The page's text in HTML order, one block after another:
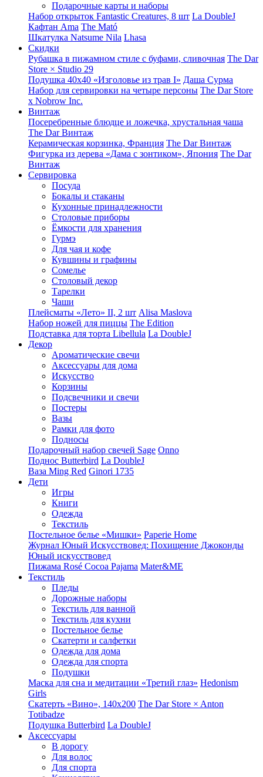
Подарочные карты и наборы
Набор открыток Fantastic Creatures, 8 шт La DoubleJ
Кафтан Ama The Mató
Шкатулка Natsume Nila Lhasa
Скидки
Рубашка в пижамном стиле с буфами, сливочная The Dar
Store × Studio 29
Подушка 40x40 «Изголовье из трав I» Даша Сурма
Набор для сервировки на четыре персоны The Dar Store
х Nobrow Inc.
Винтаж
Посеребренные блюдце и ложечка, хрустальная чаша
The Dar Винтаж
Керамическая корзинка, Франция The Dar Винтаж
Фигурка из дерева «Дама с зонтиком», Япония The Dar
Винтаж
Сервировка
Посуда
Бокалы и стаканы
Кухонные принадлежности
Столовые приборы
Ëмкости для хранения
Гурмэ
Для чая и кофе
Кувшины и графины
Сомелье
Столовый декор
Тарелки
Чаши
Плейсматы «Лето» II, 2 шт Alisa Maslova
Набор ножей для пиццы The Edition
Подставка для торта Libellula La DoubleJ
Декор
Ароматические свечи
Аксессуары для дома
Искусство
Корзины
Подсвечники и свечи
Постеры
Вазы
Рамки для фото
Подносы
Подарочный набор свечей Sage Onno
Поднос Butterbird La DoubleJ
Ваза Ming Red Ginori 1735
Дети
Игры
Книги
Одежда
Текстиль
Постельное белье «Мишки» Paperie Home
Журнал Юный Искусствовед: Похищение Джоконды
Юный искусствовед
Пижама Rosé Cocoa Pajama Mater&ME
Текстиль
Пледы
Дорожные наборы
Текстиль для ванной
Текстиль для кухни
Постельное белье
Скатерти и салфетки
Одежда для дома
Одежда для спорта
Подушки
Маска для сна и медитации «Третий глаз» Hedonism
Girls
Скатерть «Вино», 140х200 The Dar Store × Anton
Totibadze
Подушка Butterbird La DoubleJ
Аксессуары
В дорогу
Для волос
Для спорта